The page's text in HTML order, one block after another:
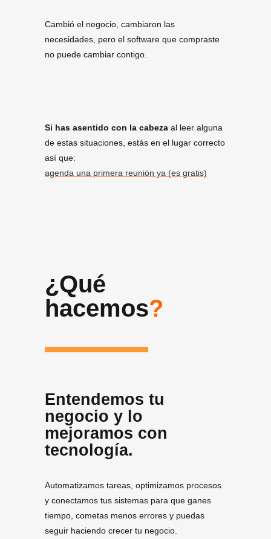
Cambió el negocio, cambiaron las
necesidades, pero el software que compraste
no puede cambiar contigo.
Si has asentido con la cabeza al leer alguna
de estas situaciones, estás en el lugar correcto
así que:
agenda una primera reunión ya (es gratis)
¿Qué
hacemos?
Entendemos tu
negocio y lo
mejoramos con
tecnología.
Automatizamos tareas, optimizamos procesos
y conectamos tus sistemas para que ganes
tiempo, cometas menos errores y puedas
seguir haciendo crecer tu negocio.